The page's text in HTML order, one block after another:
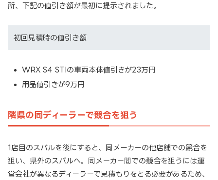
所、下記の値引き額が最初に提示されました。
初回見積時の値引き額
WRX S4 STIの車両本体値引きが23万円
用品値引きが9万円
隣県の同ディーラーで競合を狙う
1店目のスバルを後にすると、同メーカーの他店舗での競合を
狙い、県外のスバルへ。同メーカー間での競合を狙うには運
営会社が異なるディーラーで見積もりをとる必要があるため、